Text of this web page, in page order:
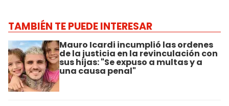
TAMBIÉN TE PUEDE INTERESAR
Mauro Icardi incumplió las ordenes
de la justicia en la revinculación con
sus hijas: "Se expuso a multas y a
una causa penal"